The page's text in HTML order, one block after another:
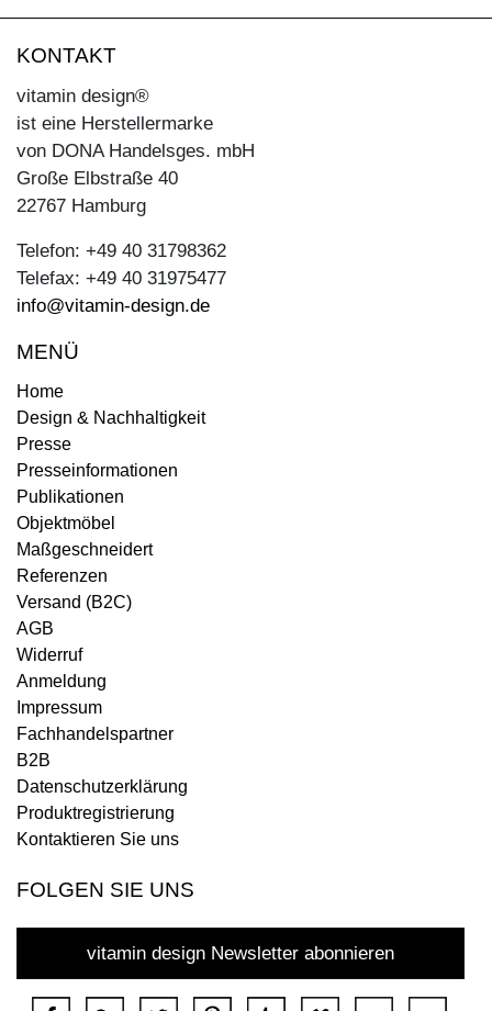
KONTAKT
vitamin design®
ist eine Herstellermarke
von DONA Handelsges. mbH
Große Elbstraße 40
22767 Hamburg
Telefon: +49 40 31798362
Telefax: +49 40 31975477
info@vitamin-design.de
MENÜ
Home
Design & Nachhaltigkeit
Presse
Presseinformationen
Publikationen
Objektmöbel
Maßgeschneidert
Referenzen
Versand (B2C)
AGB
Widerruf
Anmeldung
Impressum
Fachhandelspartner
B2B
Datenschutzerklärung
Produktregistrierung
Kontaktieren Sie uns
FOLGEN SIE UNS
vitamin design Newsletter abonnieren